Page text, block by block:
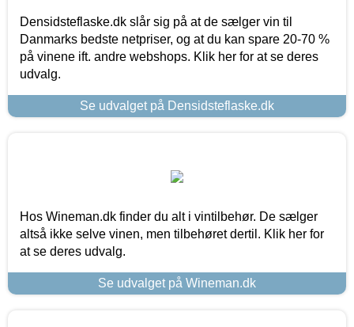
Densidsteflaske.dk slår sig på at de sælger vin til
Danmarks bedste netpriser, og at du kan spare 20-70 %
på vinene ift. andre webshops. Klik her for at se deres
udvalg.
Se udvalget på Densidsteflaske.dk
Hos Wineman.dk finder du alt i vintilbehør. De sælger
altså ikke selve vinen, men tilbehøret dertil. Klik her for
at se deres udvalg.
Se udvalget på Wineman.dk